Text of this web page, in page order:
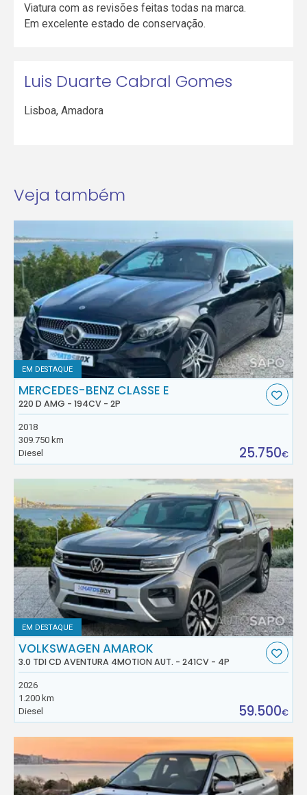
Viatura com as revisões feitas todas na marca.
Em excelente estado de conservação.
Luis Duarte Cabral Gomes
Lisboa,Amadora
Veja também
EM DESTAQUE
MERCEDES-BENZ CLASSE E
220 D AMG - 194CV - 2P
2018
309.750 km
Diesel
25.750€
EM DESTAQUE
VOLKSWAGEN AMAROK
3.0 TDI CD AVENTURA 4MOTION AUT. - 241CV - 4P
2026
1.200 km
Diesel
59.500€